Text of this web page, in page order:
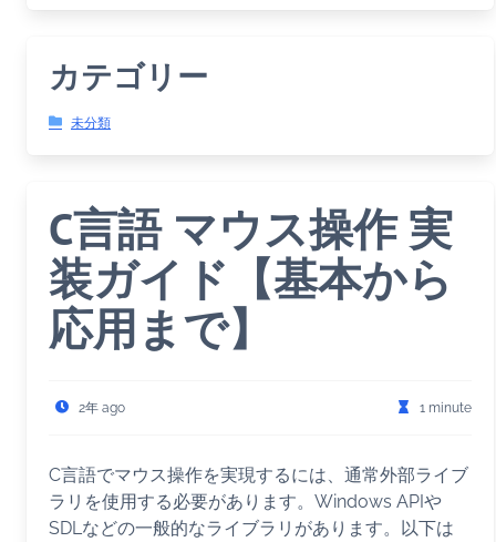
カテゴリー
未分類
C言語 マウス操作 実
装ガイド【基本から
応用まで】
2年 ago 1 minute
C言語でマウス操作を実現するには、通常外部ライブ
ラリを使用する必要があります。Windows APIや
SDLなどの一般的なライブラリがあります。以下は